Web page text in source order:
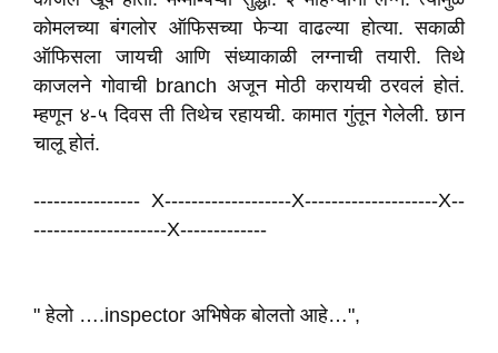
कोमलच्या बंगलोर ऑफिसच्या फेऱ्या वाढल्या होत्या. सकाळी
ऑफिसला जायची आणि संध्याकाळी लग्नाची तयारी. तिथे
काजलने गोवाची branch अजून मोठी करायची ठरवलं होतं.
म्हणून ४-५ दिवस ती तिथेच रहायची. कामात गुंतून गेलेली. छान
चालू होतं.
---------------- X-------------------X--------------------X--
--------------------X-------------
" हेलो ….inspector अभिषेक बोलतो आहे…",